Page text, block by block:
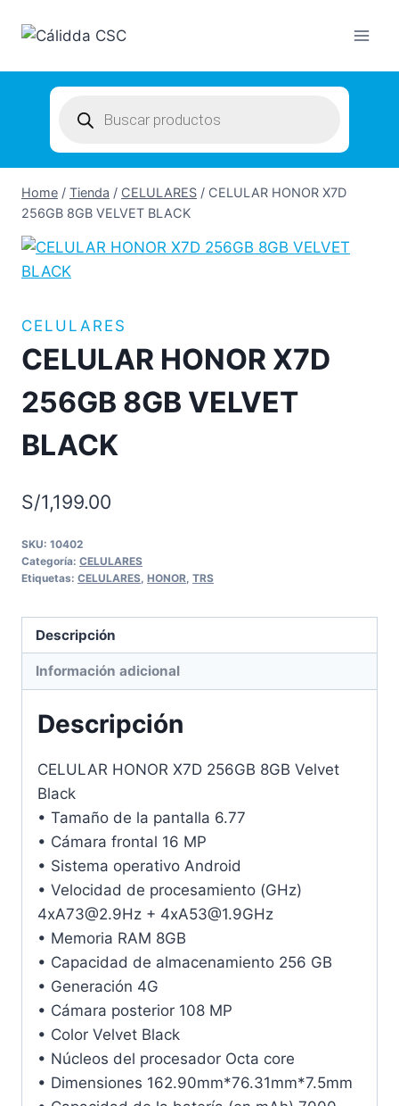
search
Home / Tienda / CELULARES / CELULAR HONOR X7D
256GB 8GB VELVET BLACK
CELULARES
CELULAR HONOR X7D
256GB 8GB VELVET
BLACK
S/1,199.00
SKU: 10402
Categoría: CELULARES
Etiquetas: CELULARES HONOR TRS
Descripción
Información adicional
Descripción
CELULAR HONOR X7D 256GB 8GB Velvet
Black
• Tamaño de la pantalla 6.77
• Cámara frontal 16 MP
• Sistema operativo Android
• Velocidad de procesamiento (GHz)
4xA73@2.9Hz + 4xA53@1.9GHz
• Memoria RAM 8GB
• Capacidad de almacenamiento 256 GB
• Generación 4G
• Cámara posterior 108 MP
• Color Velvet Black
• Núcleos del procesador Octa core
• Dimensiones 162.90mm*76.31mm*7.5mm